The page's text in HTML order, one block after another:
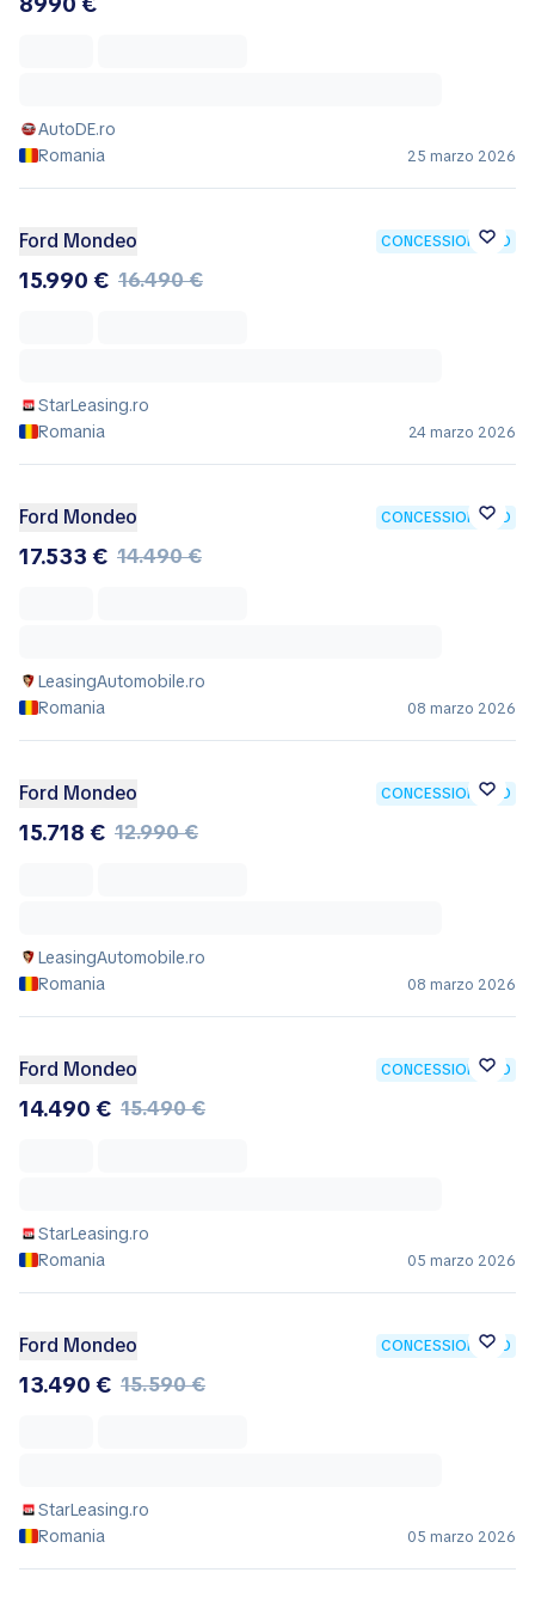
AutoDE.ro
Romania
25 marzo 2026
Ford Mondeo CONCESSIONARIO
15.990 € 16.490 €
StarLeasing.ro
Romania
24 marzo 2026
LeasingAutomobile.ro
Ford Mondeo
LeasingAutomobile.ro
Romania
08 marzo 2026
Ford Mondeo
StarLeasing.ro
Romania
05 marzo 2026
Ford Mondeo
StarLeasing.ro
Romania
05 marzo 2026